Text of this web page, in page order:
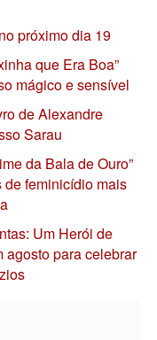
próximo dia 19
que Era Boa”
mágico e sensível
de Alexandre
Sarau
da Bala de Ouro”
de feminicídio mais
Um Herói de
agosto para celebrar